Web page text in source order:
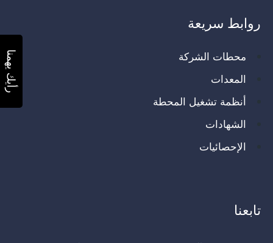
روابط سريعة
محطات الشركة
المعدات
أنظمة تشغيل المحطة
الشهادات
الإحصائيات
تابعنا
رأيك يهمنا